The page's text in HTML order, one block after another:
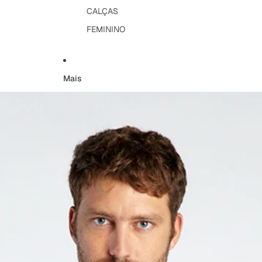
CALÇAS
FEMININO
Mais